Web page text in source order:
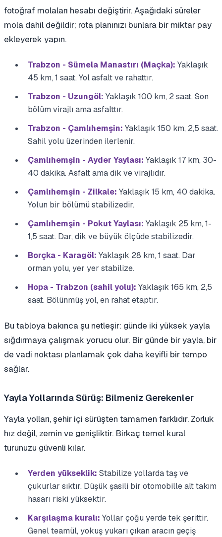
fotoğraf molaları hesabı değiştirir. Aşağıdaki süreler
mola dahil değildir; rota planınızı bunlara bir miktar pay
ekleyerek yapın.
Trabzon - Sümela Manastırı (Maçka): Yaklaşık
45 km, 1 saat. Yol asfalt ve rahattır.
Trabzon - Uzungöl: Yaklaşık 100 km, 2 saat. Son
bölüm virajlı ama asfalttır.
Trabzon - Çamlıhemşin: Yaklaşık 150 km, 2,5 saat.
Sahil yolu üzerinden ilerlenir.
Çamlıhemşin - Ayder Yaylası: Yaklaşık 17 km, 30-
40 dakika. Asfalt ama dik ve virajlıdır.
Çamlıhemşin - Zilkale: Yaklaşık 15 km, 40 dakika.
Yolun bir bölümü stabilizedir.
Çamlıhemşin - Pokut Yaylası: Yaklaşık 25 km, 1-
1,5 saat. Dar, dik ve büyük ölçüde stabilizedir.
Borçka - Karagöl: Yaklaşık 28 km, 1 saat. Dar
orman yolu, yer yer stabilize.
Hopa - Trabzon (sahil yolu): Yaklaşık 165 km, 2,5
saat. Bölünmüş yol, en rahat etaptır.
Bu tabloya bakınca şu netleşir: günde iki yüksek yayla
sığdırmaya çalışmak yorucu olur. Bir günde bir yayla, bir
de vadi noktası planlamak çok daha keyifli bir tempo
sağlar.
Yayla Yollarında Sürüş: Bilmeniz Gerekenler
Yayla yolları, şehir içi sürüşten tamamen farklıdır. Zorluk
hız değil, zemin ve genişliktir. Birkaç temel kural
turunuzu güvenli kılar.
Yerden yükseklik: Stabilize yollarda taş ve
çukurlar sıktır. Düşük şasili bir otomobille alt takım
hasarı riski yüksektir.
Karşılaşma kuralı: Yollar çoğu yerde tek şerittir.
Genel teamül, yokuş yukarı çıkan aracın geçiş